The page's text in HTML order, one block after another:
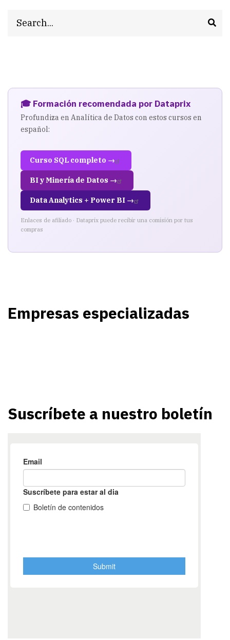
🎓 Formación recomendada por Dataprix
Profundiza en Analítica de Datos con estos cursos en
español:
Curso SQL completo →
BI y Minería de Datos →
Data Analytics + Power BI →
Enlaces de afiliado · Dataprix puede recibir una comisión por tus
compras
Empresas especializadas
Suscríbete a nuestro boletín